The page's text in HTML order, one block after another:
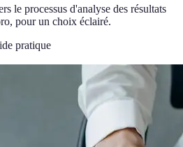
le processus d'analyse des résultats
pour un choix éclairé.
pratique